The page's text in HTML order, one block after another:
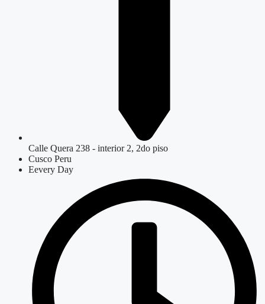
Calle Quera 238 - interior 2, 2do piso
Cusco Peru
Eevery Day